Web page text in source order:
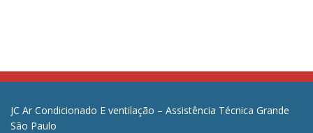
JC Ar Condicionado E ventilação – Assistência Técnica Grande
São Paulo